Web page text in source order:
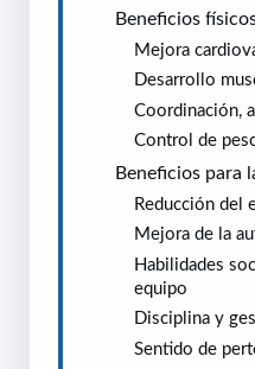
Beneficios
Mejora
Desarrollo
Coordinación,
Control de
Beneficios para
Reducción del
Mejora de la
Habilidades
equipo
Disciplina y
Sentido de